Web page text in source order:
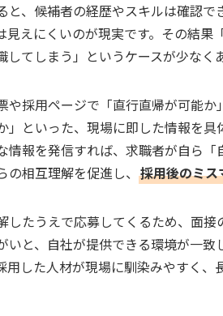
と、候補者の経歴やスキルは確認
見えにくいのが現実です。その結
てしまう」というケースが少なく
や採用ページで「直行直帰が可能か
」といった、現場に即した情報を
報を発信すれば、求職者が自ら「
相互理解を促進し、 採用後のミ
したうえで応募してくるため、面接
いと、自社が提供できる環境が一
した人材が現場に馴染みやすく、